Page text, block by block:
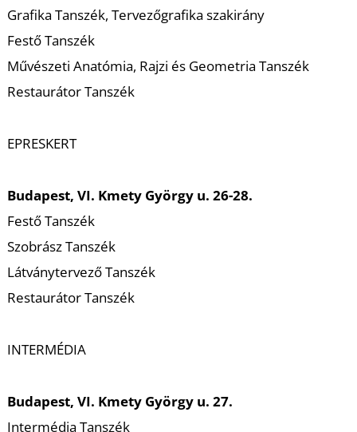
Grafika Tanszék, Tervezőgrafika szakirány
Festő Tanszék
Művészeti Anatómia, Rajzi és Geometria Tanszék
Restaurátor Tanszék
EPRESKERT
Budapest, VI. Kmety György u. 26-28.
Festő Tanszék
Szobrász Tanszék
Látványtervező Tanszék
Restaurátor Tanszék
INTERMÉDIA
Budapest, VI. Kmety György u. 27.
Intermédia Tanszék